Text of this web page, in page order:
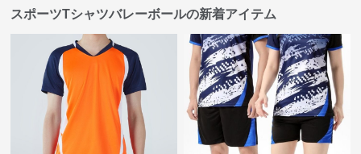
スポーツTシャツバレーボールの新着アイテム